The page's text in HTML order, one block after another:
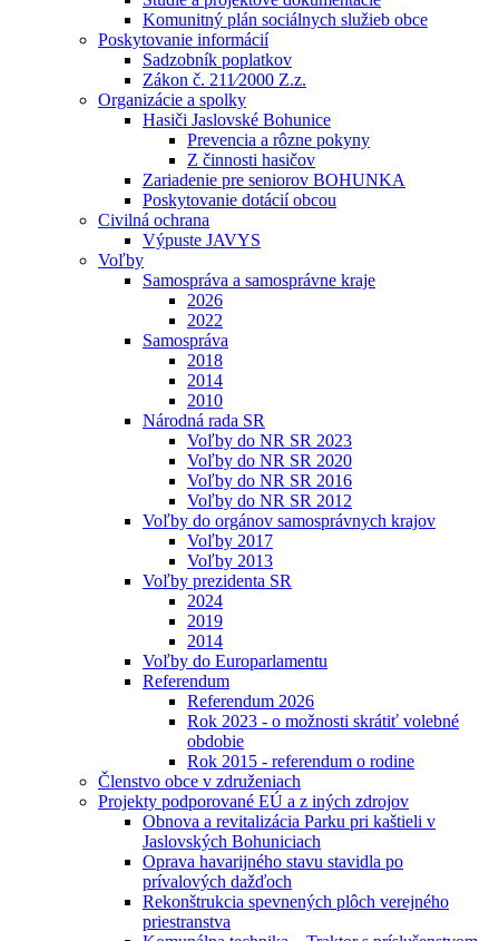
Komunitný plán sociálnych služieb obce
Poskytovanie informácií
Sadzobník poplatkov
Zákon č. 211⁄2000 Z.z.
Organizácie a spolky
Hasiči Jaslovské Bohunice
Prevencia a rôzne pokyny
Z činnosti hasičov
Zariadenie pre seniorov BOHUNKA
Poskytovanie dotácií obcou
Civilná ochrana
Výpuste JAVYS
Voľby
Samospráva a samosprávne kraje
2026
2022
Samospráva
2018
2014
2010
Národná rada SR
Voľby do NR SR 2023
Voľby do NR SR 2020
Voľby do NR SR 2016
Voľby do NR SR 2012
Voľby do orgánov samosprávnych krajov
Voľby 2017
Voľby 2013
Voľby prezidenta SR
2024
2019
2014
Voľby do Europarlamentu
Referendum
Referendum 2026
Rok 2023 - o možnosti skrátiť volebné
obdobie
Rok 2015 - referendum o rodine
Členstvo obce v združeniach
Projekty podporované EÚ a z iných zdrojov
Obnova a revitalizácia Parku pri kaštieli v
Jaslovských Bohuniciach
Oprava havarijného stavu stavidla po
prívalových dažďoch
Rekonštrukcia spevnených plôch verejného
priestranstva